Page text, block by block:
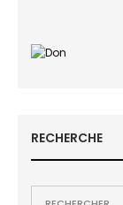
RECHERCHE